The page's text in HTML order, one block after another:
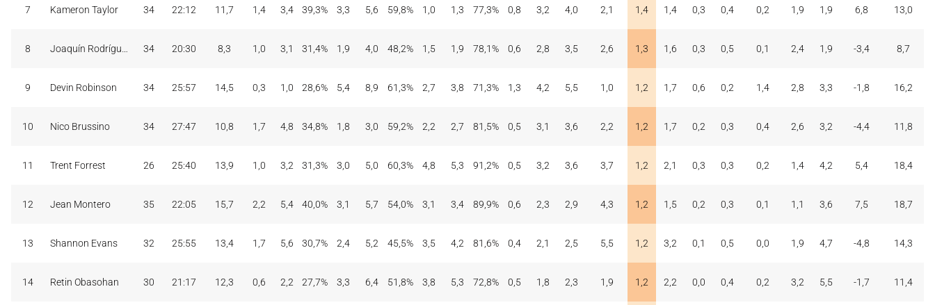
7 Kameron Taylor 34 22:12 11,7 1,4 3,4 39,3% 3,3 5,6 59,8% 1,0 1,3 77,3% 0,8 3,2 4,0 2,1 1,4 1,4 0,3 0,4 0,2 1,9 1,9 6,8 13,0
8 34 20:30 8,3 1,0 3,1 31,4% 1,9 4,0 48,2% 1,5 1,9 78,1% 0,6 2,8 3,5 2,6 1,3 1,6 0,3 0,5 0,1 2,4 1,9 -3,4 8,7
9 Devin Robinson 34 25:57 14,5 0,3 1,0 28,6% 5,4 8,9 61,3% 2,7 3,8 71,3% 1,3 4,2 5,5 1,0 1,2 1,7 0,6 0,2 1,4 2,8 3,3 -1,8 16,2
10 Nico Brussino 34 27:47 10,8 1,7 4,8 34,8% 1,8 3,0 59,2% 2,2 2,7 81,5% 0,5 3,1 3,6 2,2 1,2 1,7 0,2 0,3 0,4 2,6 3,2 -4,4 11,8
11 Trent Forrest 26 25:40 13,9 1,0 3,2 31,3% 3,0 5,0 60,3% 4,8 5,3 91,2% 0,5 3,2 3,6 3,7 1,2 2,1 0,3 0,3 0,2 1,4 4,2 5,4 18,4
12 Jean Montero 35 22:05 15,7 2,2 5,4 40,0% 3,1 5,7 54,0% 3,1 3,4 89,9% 0,6 2,3 2,9 4,3 1,2 1,5 0,2 0,3 0,1 1,1 3,6 7,5 18,7
13 Shannon Evans 32 25:55 13,4 1,7 5,6 30,7% 2,4 5,2 45,5% 3,5 4,2 81,6% 0,4 2,1 2,5 5,5 1,2 3,2 0,1 0,5 0,0 1,9 4,7 -4,8 14,3
14 Retin Obasohan 30 21:17 12,3 0,6 2,2 27,7% 3,3 6,4 51,8% 3,8 5,3 72,8% 0,5 1,8 2,3 1,9 1,2 2,2 0,0 0,4 0,2 3,2 5,5 -1,7 11,4